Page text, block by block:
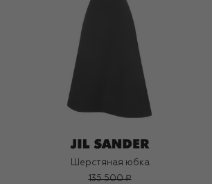
Шерстяная юбка
135 500 ₽